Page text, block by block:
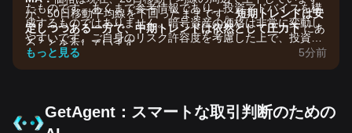
が、50日移動平均線を下回ったままです。短期トレンドは安
定しつつある一方で、中期トレンドは依然として圧力下にあ
ることを示しています。
プライバシー・セクターのセンチメント：データ主権やメタ
データ保護に関する世界的な議論が一段と強まる中、リーデ
たものです。あくまで参考情報であり、投資アドバイスを構
成するものではありません。暗号資産の価格は非常に変動し
やすいです。ご自身のリスク許容度を考慮した上で、投資判
断を行ってください。
もっと見る 5分前
GetAgent：スマートな取引判断のための